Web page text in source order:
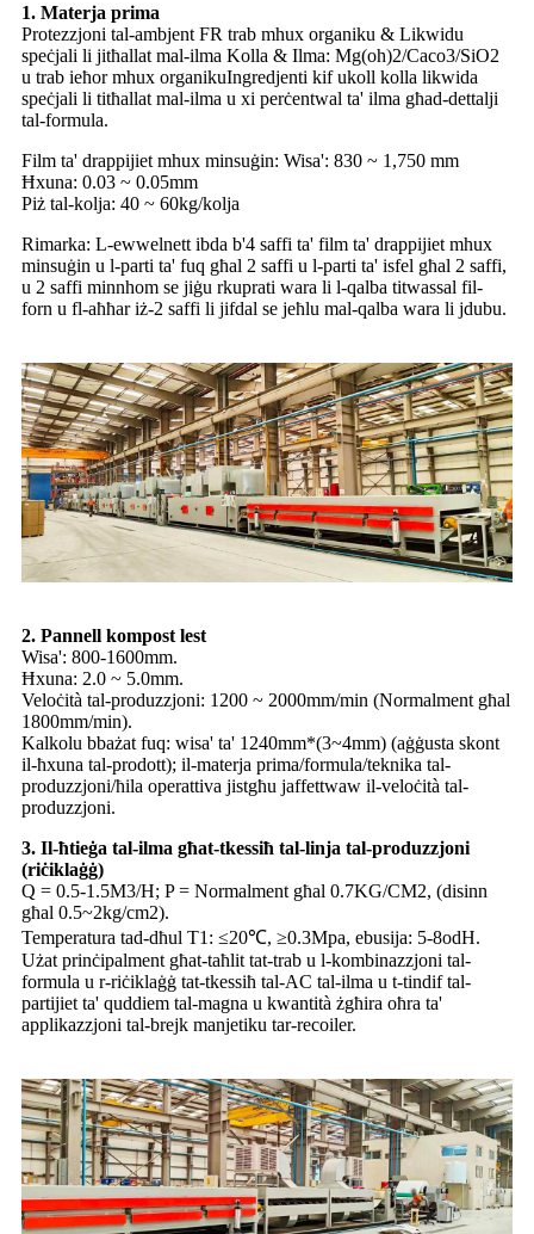
1. Materja prima
Protezzjoni tal-ambjent FR trab mhux organiku & Likwidu
speċjali li jitħallat mal-ilma Kolla & Ilma: Mg(oh)2/Caco3/SiO2
u trab ieħor mhux organikuIngredjenti kif ukoll kolla likwida
speċjali li titħallat mal-ilma u xi perċentwal ta' ilma għad-dettalji
tal-formula.
Film ta' drappijiet mhux minsuġin: Wisa': 830 ~ 1,750 mm
Ħxuna: 0.03 ~ 0.05mm
Piż tal-kolja: 40 ~ 60kg/kolja
Rimarka: L-ewwelnett ibda b'4 saffi ta' film ta' drappijiet mhux
minsuġin u l-parti ta' fuq għal 2 saffi u l-parti ta' isfel għal 2 saffi,
u 2 saffi minnhom se jiġu rkuprati wara li l-qalba titwassal fil-
forn u fl-aħħar iż-2 saffi li jifdal se jeħlu mal-qalba wara li jdubu.
2. Pannell kompost lest
Wisa': 800-1600mm.
Ħxuna: 2.0 ~ 5.0mm.
Veloċità tal-produzzjoni: 1200 ~ 2000mm/min (Normalment għal
1800mm/min).
Kalkolu bbażat fuq: wisa' ta' 1240mm*(3~4mm) (aġġusta skont
il-ħxuna tal-prodott); il-materja prima/formula/teknika tal-
produzzjoni/ħila operattiva jistgħu jaffettwaw il-veloċità tal-
produzzjoni.
3. Il-ħtieġa tal-ilma għat-tkessiħ tal-linja tal-produzzjoni
(riċiklaġġ)
Q = 0.5-1.5M3/H; P = Normalment għal 0.7KG/CM2, (disinn
għal 0.5~2kg/cm2).
Temperatura tad-dħul T1: ≤20℃, ≥0.3Mpa, ebusija: 5-8odH.
Użat prinċipalment għat-taħlit tat-trab u l-kombinazzjoni tal-
formula u r-riċiklaġġ tat-tkessiħ tal-AC tal-ilma u t-tindif tal-
partijiet ta' quddiem tal-magna u kwantità żgħira oħra ta'
applikazzjoni tal-brejk manjetiku tar-recoiler.